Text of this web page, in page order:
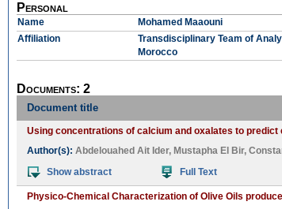
Personal
Name
Mohamed Maaouni
Affiliation
Transdisciplinary Team of
Morocco
Documents: 2
Document title
Using concentrations of calcium and oxalates to
Author(s): Abdelouahed Ait Ider, Mustapha El Bir,
Show abstract
Full Text
Physico-Chemical Characterization of Olive Oils